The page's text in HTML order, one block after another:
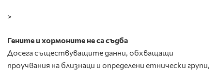
>
Гените и хормоните не са съдба
Досега съществуващите данни, обхващащи
проучвания на близнаци и определени етнически групи,